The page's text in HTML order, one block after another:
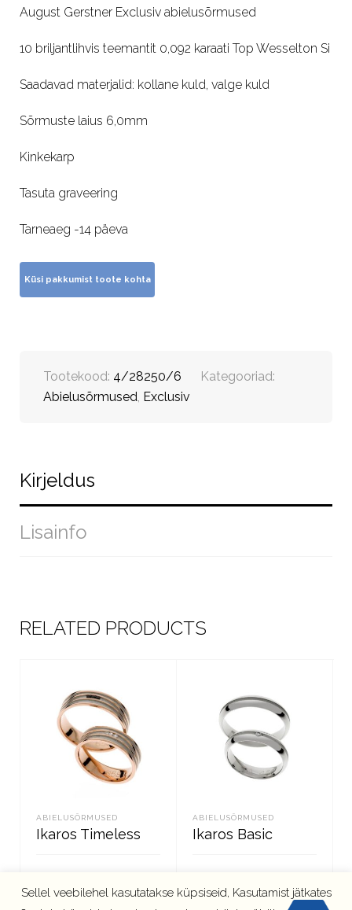
August Gerstner Exclusiv abielusõrmused
10 briljantlihvis teemantit 0,092 karaati Top Wesselton Si
Saadavad materjalid: kollane kuld, valge kuld
Sõrmuste laius 6,0mm
Kinkekarp
Tasuta graveering
Tarneaeg -14 päeva
Tootekood: 4/28250/6
Kategooriad:
Abielusõrmused, Exclusiv
Kirjeldus
Lisainfo
RELATED PRODUCTS
ABIELUSÕRMUSED
Ikaros Timeless
ABIELUSÕRMUSED
Ikaros Basic
Sellel veebilehel kasutatakse küpsiseid, Kasutamist jätkates